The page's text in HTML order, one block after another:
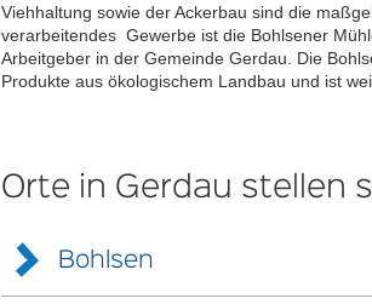
Viehhaltung sowie der Ackerbau sind die
verarbeitendes Gewerbe ist die Bohlsener
Arbeitgeber in der Gemeinde Gerdau. Die
Produkte aus ökologischem Landbau und ist
Orte in Gerdau stellen
Bohlsen